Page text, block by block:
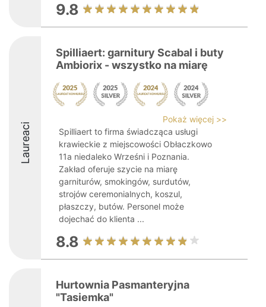
9.8
Laureaci
Spilliaert: garnitury Scabal i buty
Ambiorix - wszystko na miarę
Pokaż więcej >>
Spilliaert to firma świadcząca usługi
krawieckie z miejscowości Obłaczkowo
11a niedaleko Wrześni i Poznania.
Zakład oferuje szycie na miarę
garniturów, smokingów, surdutów,
strojów ceremonialnych, koszul,
płaszczy, butów. Personel może
dojechać do klienta ...
8.8
Hurtownia Pasmanteryjna
"Tasiemka"